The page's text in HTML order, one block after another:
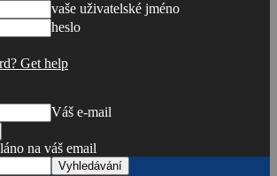
vaše uživatelské jméno
heslo
Get help
Váš e-mail
na váš email